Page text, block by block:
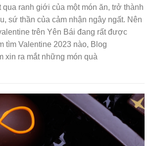
ranh giới của một món ăn, trở thành
sứ thần của cảm nhận ngây ngất. Nên
trên Yên Bái đang rất được
tìm Valentine 2023 nào, Blog
xin ra mắt những món quà